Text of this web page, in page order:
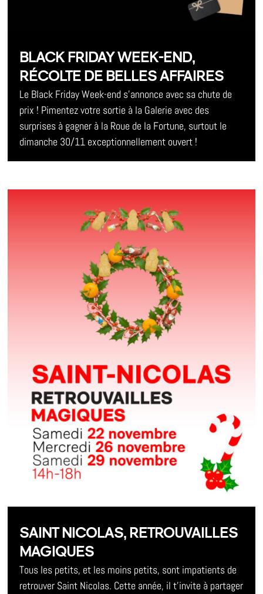
BLACK FRIDAY WEEK-END,
RÉCOLTE DE BELLES AFFAIRES
Le Black Friday Week-end s’annonce avec sa chute de
prix ! Pimentez votre sortie à la Galerie avec des
surprises à gagner à la Roue de la Fortune, surtout le
dimanche 30/11 exceptionnellement ouvert !
SAINT NICOLAS, RETROUVAILLES
MAGIQUES
Tous les petits, et les moins petits, sont impatients de
retrouver Saint Nicolas. Cette année, il t’invite à partager